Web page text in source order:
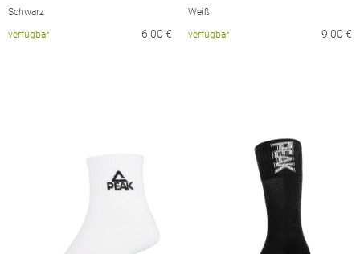
Schwarz
verfügbar
6,00 €
Weiß
verfügbar
9,00 €